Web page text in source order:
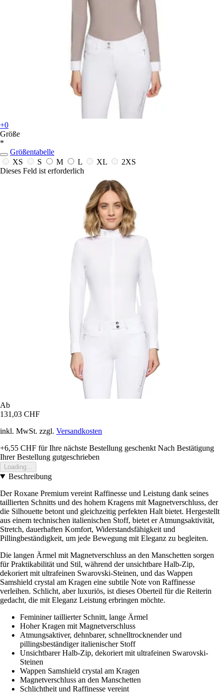
+0
Größe
*
Größentabelle
XS
S M L XL
2XS
Dieses Feld ist erforderlich
Ab
131,03 CHF
inkl. MwSt. zzgl. Versandkosten
+6,55 CHF für Ihre nächste Bestellung geschenkt Nach Bestätigung
Ihrer Bestellung gutgeschrieben
Loading...
Beschreibung
Der Roxane Premium vereint Raffinesse und Leistung dank seines
taillierten Schnitts und des hohem Kragens mit Magnetverschluss, der
die Silhouette betont und gleichzeitig perfekten Halt bietet. Hergestellt
aus einem technischen italienischen Stoff, bietet er Atmungsaktivität,
Stretch, dauerhaften Komfort, Widerstandsfähigkeit und
Pillingbeständigkeit, um jede Bewegung mit Eleganz zu begleiten.
Die langen Ärmel mit Magnetverschluss an den Manschetten sorgen
für Praktikabilität und Stil, während der unsichtbare Halb-Zip,
dekoriert mit ultrafeinen Swarovski-Steinen, und das Wappen
Samshield crystal am Kragen eine subtile Note von Raffinesse
verleihen. Schlicht, aber luxuriös, ist dieses Oberteil für die Reiterin
gedacht, die mit Eleganz Leistung erbringen möchte.
Femininer taillierter Schnitt, lange Ärmel
Hoher Kragen mit Magnetverschluss
Atmungsaktiver, dehnbarer, schnelltrocknender und
pillingsbeständiger italienischer Stoff
Unsichtbarer Halb-Zip, dekoriert mit ultrafeinen Swarovski-
Steinen
Wappen Samshield crystal am Kragen
Magnetverschluss an den Manschetten
Schlichtheit und Raffinesse vereint